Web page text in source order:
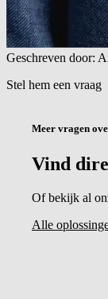
Geschreven door:
Stel hem een vraag
Meer vragen
Vind
Of bekijk al
Alle